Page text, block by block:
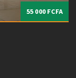
55 000 FCFA